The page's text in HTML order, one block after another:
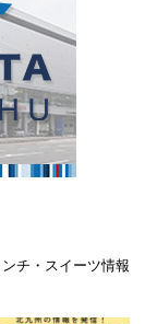
チ・スイーツ情報